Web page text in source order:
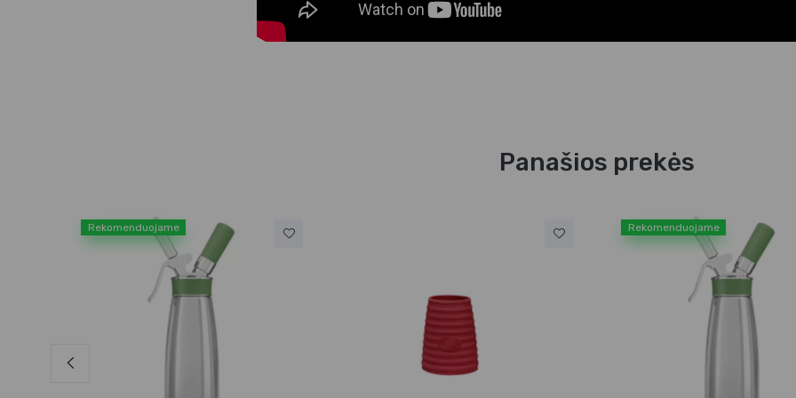
Panašios prekės
Rekomenduojame Rekomenduojame